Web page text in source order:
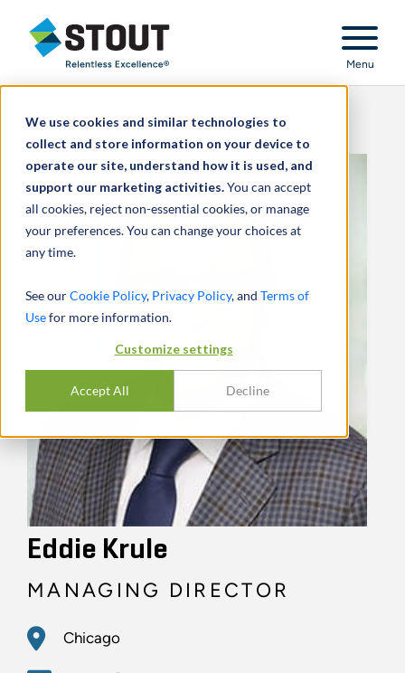
We use cookies and similar technologies to
collect and store information on your device to
operate our site, understand how it is used, and
support our marketing activities.You can accept
all cookies, reject non-essential cookies, or manage
your preferences. You can change your choices at
any time.
See ourCookie Policy, Privacy Policy, and Terms of
Usefor more information.
Customize settings
Accept All Decline
Stout Relentless Excellence
Menu
Eddie Krule
MANAGING DIRECTOR
Chicago